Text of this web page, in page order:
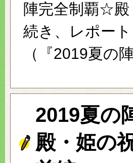
陣完全制覇☆殿
続き、レポー
（『2019夏の
2019夏の
殿・姫の